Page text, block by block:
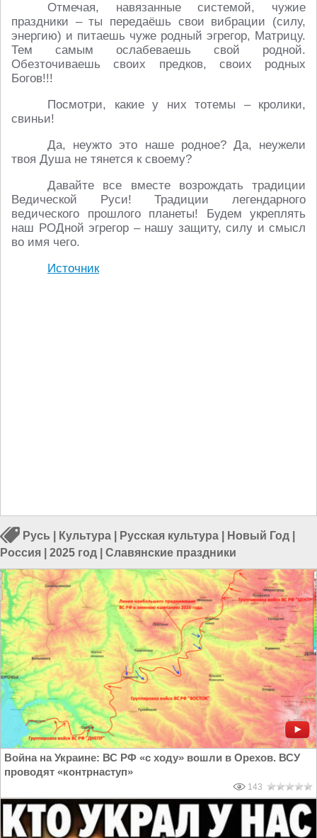
Отмечая, навязанные системой, чужие
праздники – ты передаёшь свои вибрации (силу,
энергию) и питаешь чуже родный эгрегор, Матрицу.
Тем самым ослабеваешь свой родной.
Обезточиваешь своих предков, своих родных
Богов!!!
Посмотри, какие у них тотемы – кролики,
свиньи!
Да, неужто это наше родное? Да, неужели
твоя Душа не тянется к своему?
Давайте все вместе возрождать традиции
Ведической Руси! Традиции легендарного
ведического прошлого планеты! Будем укреплять
наш РОДной эгрегор – нашу защиту, силу и смысл
во имя чего.
Источник
Русь Культура Русская культура Новый Год
Россия
2025 год Славянские праздники
Война на Украине: ВС РФ «с ходу» вошли в Орехов. ВСУ
проводят «контрнаступ»
143